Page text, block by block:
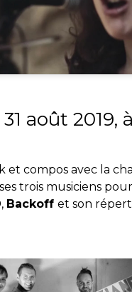
août 2019,
et compos avec la
trois musiciens
Backoff et son